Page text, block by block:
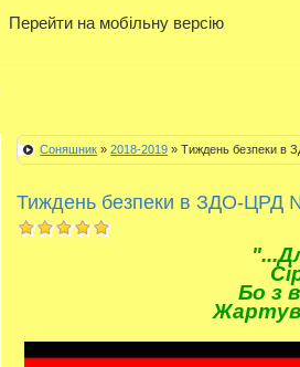
Перейти на мобільну версію
Соняшник »2018-2019 » Тиждень безпеки
Тиждень безпеки в ЗДО-
Бо з